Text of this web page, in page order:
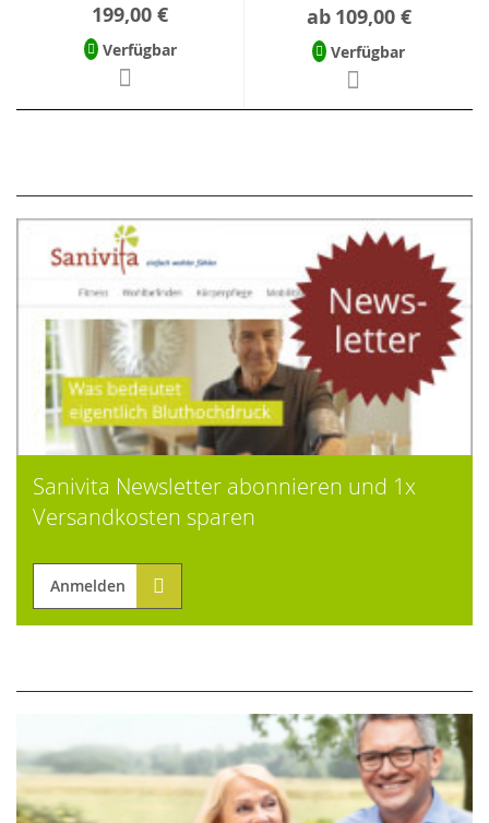
199,00 €
Verfügbar
ab 109,00 €
Verfügbar
Sanivita Newsletter abonnieren und 1x
Versandkosten sparen
Anmelden